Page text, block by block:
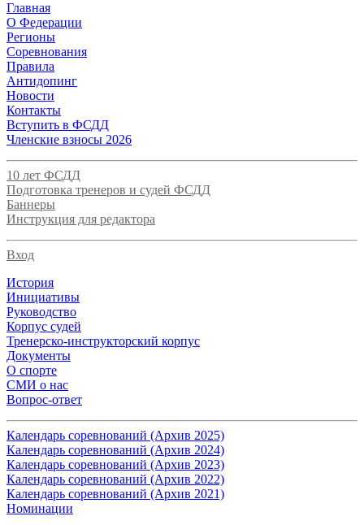
Главная
О Федерации
Регионы
Соревнования
Правила
Антидопинг
Новости
Контакты
Вступить в ФСДД
Членские взносы 2026
10 лет ФСДД
Подготовка тренеров и судей ФСДД
Баннеры
Инструкция для редактора
Вход
История
Инициативы
Руководство
Корпус судей
Тренерско-инструкторский корпус
Документы
О спорте
СМИ о нас
Вопрос-ответ
Календарь соревнований (Архив 2025)
Календарь соревнований (Архив 2024)
Календарь соревнований (Архив 2023)
Календарь соревнований (Архив 2022)
Календарь соревнований (Архив 2021)
Номинации